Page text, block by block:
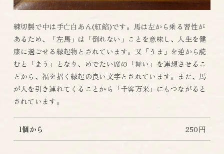
練切製で中は手亡白あん(紅餡)です。馬は左から乗る習性が
あるため、「左馬」は「倒れない」ことを意味し、人生を健
康に過ごせる縁起物とされています。 又「うま」を逆から読
むと「まう」となり、めでたい席の「舞い」を連想させるこ
とから、福を招く縁起の良い文字とされています。また、馬
が人を引き連れてくることから「千客万来」にもつながると
されています。
1個から 250円